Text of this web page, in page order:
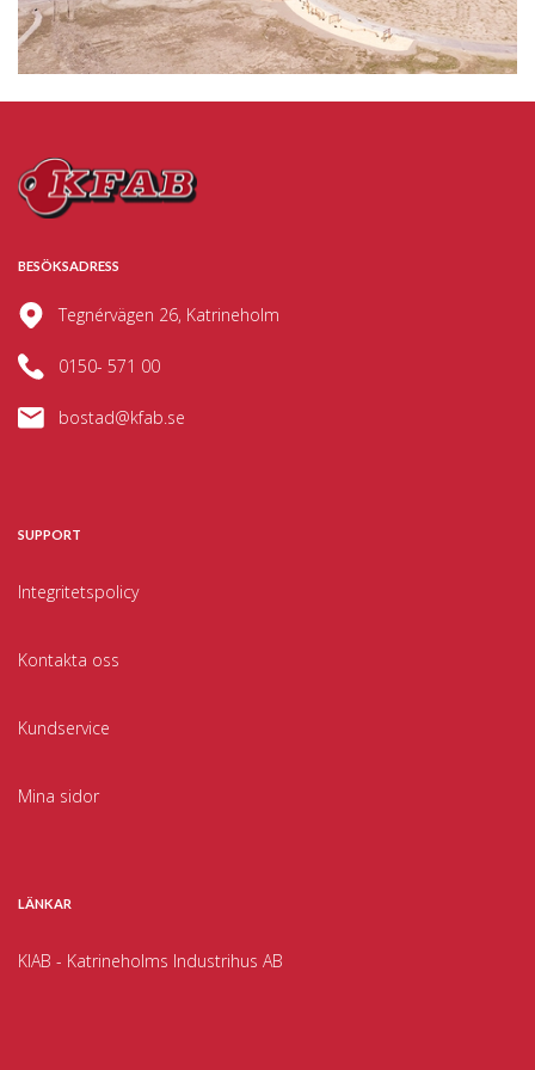
BESÖKSADRESS
Tegnérvägen 26, Katrineholm
0150- 571 00
bostad@kfab.se
SUPPORT
Integritetspolicy
Kontakta oss
Kundservice
Mina sidor
LÄNKAR
KIAB - Katrineholms Industrihus AB